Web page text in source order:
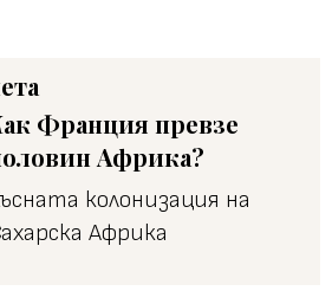
Франция превзе
Африка?
колонизация на
Африка